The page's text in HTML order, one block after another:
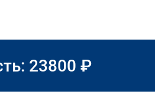
23800 ₽